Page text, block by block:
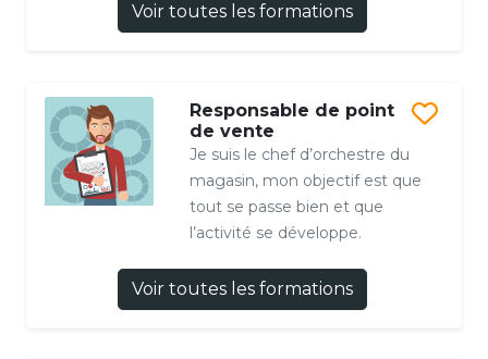
Voir toutes les formations
Responsable de point
de vente
Je suis le chef d’orchestre du
magasin, mon objectif est que
tout se passe bien et que
l’activité se développe.
Voir toutes les formations